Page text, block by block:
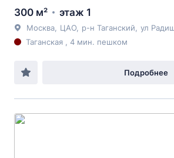
300 м² этаж 1
Москва ЦАО р-н Таганский ул
Таганская , 4 мин. пешком
Подробнее